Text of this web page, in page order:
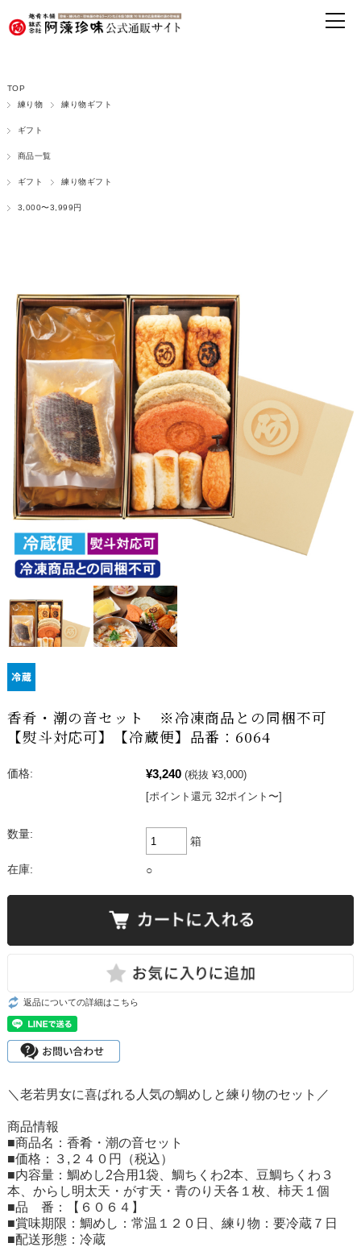
TOP
練り物
練り物ギフト
ギフト
商品一覧
ギフト 練り物ギフト
3,000〜3,999円
香肴・潮の音セット ※冷凍商品との同梱不可
【熨斗対応可】【冷蔵便】品番：6064
価格: ¥3,240 (税抜 ¥3,000)
[ポイント還元 32ポイント〜]
数量:
箱
在庫: ○
返品についての詳細はこちら
＼老若男女に喜ばれる人気の鯛めしと練り物のセット／
商品情報
■商品名：香肴・潮の音セット
■価格：３,２４０円（税込）
■内容量：鯛めし2合用1袋、鯛ちくわ2本、豆鯛ちくわ３
本、からし明太天・がす天・青のり天各１枚、柿天１個
■品 番：【６０６４】
■賞味期限：鯛めし：常温１２０日、練り物：要冷蔵７日
■配送形態：冷蔵